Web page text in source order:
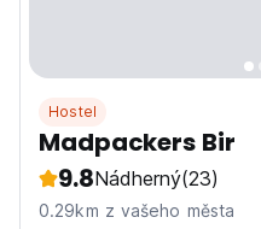
Hostel
Madpackers Bir
9.8Nádherný(23)
0.29km z vašeho města